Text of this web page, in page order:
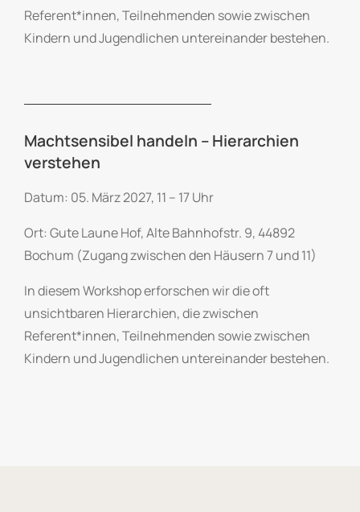
Referent*innen, Teilnehmenden sowie zwischen
Kindern und Jugendlichen untereinander bestehen.
Machtsensibel handeln – Hierarchien
verstehen
Datum: 05. März 2027, 11 – 17 Uhr
Ort: Gute Laune Hof, Alte Bahnhofstr. 9, 44892
Bochum (Zugang zwischen den Häusern 7 und 11)
In diesem Workshop erforschen wir die oft
unsichtbaren Hierarchien, die zwischen
Referent*innen, Teilnehmenden sowie zwischen
Kindern und Jugendlichen untereinander bestehen.